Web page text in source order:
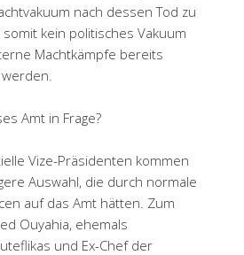
nach dessen Tod zu
kein politisches Vakuum
Machtkämpfe bereits
Amt in Frage?
Vize-Präsidenten kommen
Auswahl, die durch normale
auf das Amt hätten. Zum
Ouyahia, ehemals
und Ex-Chef der